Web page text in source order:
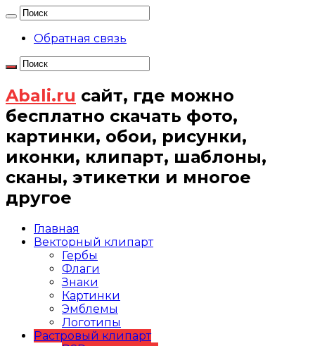
Обратная связь
Abali.ru сайт, где можно
бесплатно скачать фото,
картинки, обои, рисунки,
иконки, клипарт, шаблоны,
сканы, этикетки и многое
другое
Главная
Векторный клипарт
Гербы
Флаги
Знаки
Картинки
Эмблемы
Логотипы
Растровый клипарт